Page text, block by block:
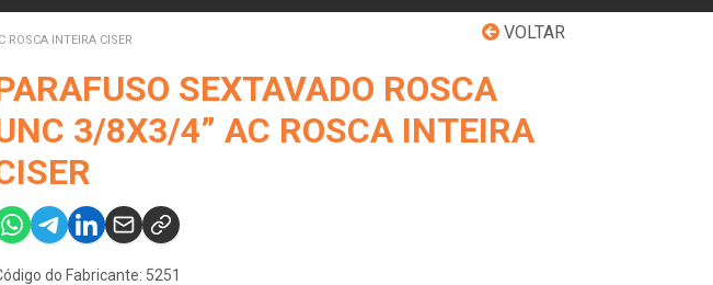
VOLTAR
ROSCA INTEIRA CISER
SEXTAVADO ROSCA
3/8X3/4” AC ROSCA INTEIRA
do Fabricante: 5251